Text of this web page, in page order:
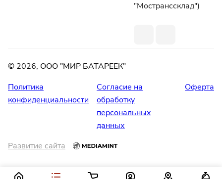
"Мостранссклад")
© 2026, ООО "МИР БАТАРЕЕК"
Политика
конфиденциальности
Согласие на
обработку
персональных
данных
Оферта
Развитие сайта